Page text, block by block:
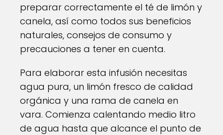
preparar correctamente el té de limón y
canela, así como todos sus beneficios
naturales, consejos de consumo y
precauciones a tener en cuenta.
Para elaborar esta infusión necesitas
agua pura, un limón fresco de calidad
orgánica y una rama de canela en
vara. Comienza calentando medio litro
de agua hasta que alcance el punto de